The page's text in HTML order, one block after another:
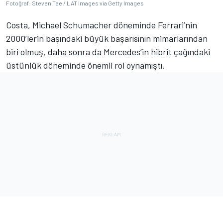
Fotoğraf: Steven Tee / LAT Images via Getty Images
Costa, Michael Schumacher döneminde Ferrari’nin
2000’lerin başındaki büyük başarısının mimarlarından
biri olmuş, daha sonra da Mercedes’in hibrit çağındaki
üstünlük döneminde önemli rol oynamıştı.